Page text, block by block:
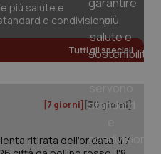
più salute e
e condivisione
Tutti gli speciali
[7 giorni] [30 giorni]
ritirata dell'ondata: il 7